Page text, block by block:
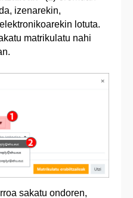
izenarekin,
lotuta.
matrikulatu nahi
sakatu ondoren,